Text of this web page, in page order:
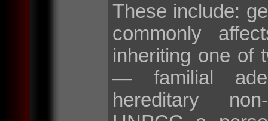
These include:
commonly
inheriting one of
— familial
hereditary